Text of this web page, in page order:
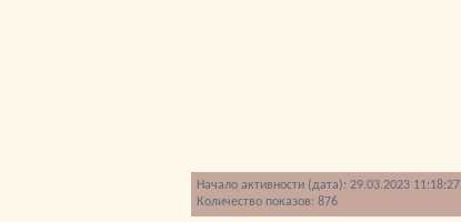
Начало активности (дата): 29.03.2023 11:18:27
Количество показов: 876